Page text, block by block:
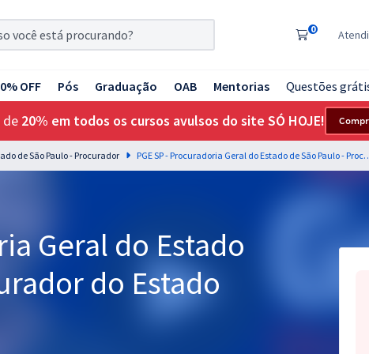
0
OFF Pós Graduação OAB Mentorias Questões
de 20% em todos os cursos avulsos do site SÓ HOJE!
de São Paulo - Procurador PGE SP - Procuradoria Geral do
Geral do Estado
do Estado